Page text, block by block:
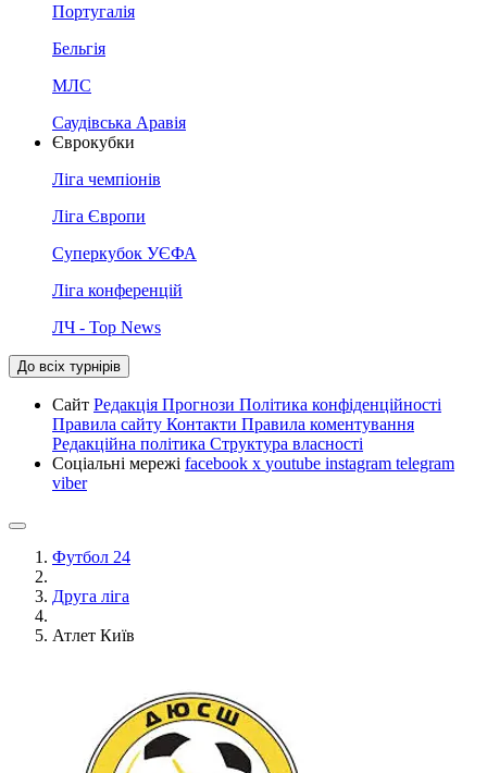
Португалія
Бельгія
МЛС
Саудівська Аравія
Єврокубки
Ліга чемпіонів
Ліга Європи
Суперкубок УЄФА
Ліга конференцій
ЛЧ - Top News
До всіх турнірів
Сайт Редакція Прогнози Політика конфіденційності
Правила сайту Контакти Правила коментування
Редакційна політика Структура власності
Соціальні мережі facebook x youtube instagram telegram
viber
Футбол 24
Друга ліга
Атлет Київ